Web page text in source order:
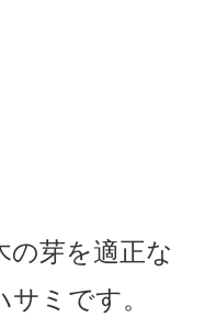
の芽を適正な
ミです。